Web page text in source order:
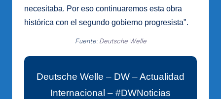
necesitaba. Por eso continuaremos esta obra
histórica con el segundo gobierno progresista".
Fuente:Deutsche Welle
Deutsche Welle – DW – Actualidad
Internacional – #DWNoticias